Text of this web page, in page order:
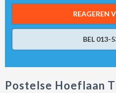
REAGEREN
BEL 013-
Postelse Hoeflaan